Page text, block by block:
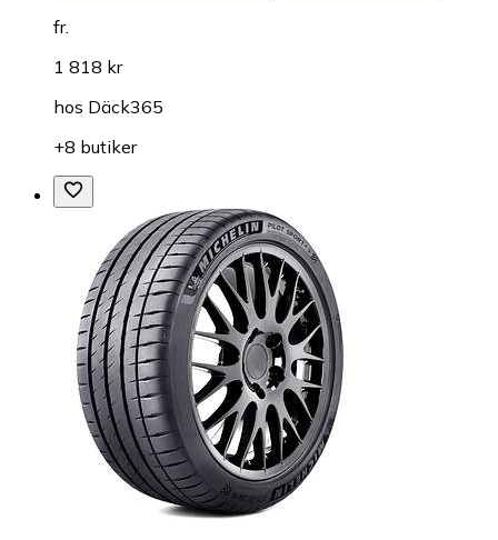
fr.
1 818 kr
hos Däck365
+8 butiker